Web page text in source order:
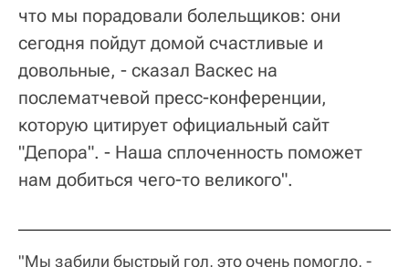
что мы порадовали болельщиков: они
сегодня пойдут домой счастливые и
довольные, - сказал Васкес на
послематчевой пресс-конференции,
которую цитирует официальный сайт
"Депора". - Наша сплоченность поможет
нам добиться чего-то великого".
"Мы забили быстрый гол, это очень помогло, -